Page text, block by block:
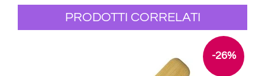
PRODOTTI CORRELATI
-26%